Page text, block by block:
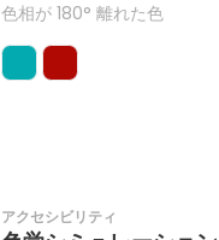
色相が 180° 離れた色
アクセシビリティ